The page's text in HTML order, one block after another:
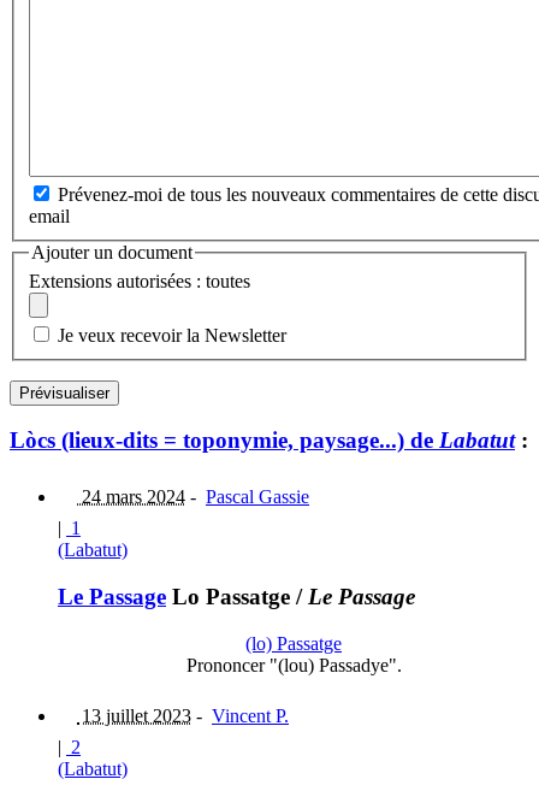
Prévenez-moi de tous les nouveaux commentaires de cette
email
Ajouter un document
Extensions autorisées : toutes
Je veux recevoir la Newsletter
Lòcs (lieux-dits = toponymie, paysage...) de Labatut:
24 mars 2024 - Pascal Gassie
| 1
(Labatut)
Le Passage Lo Passatge / Le Passage
(lo) Passatge
Prononcer "(lou) Passadye".
13 juillet 2023 - Vincent P.
| 2
(Labatut)